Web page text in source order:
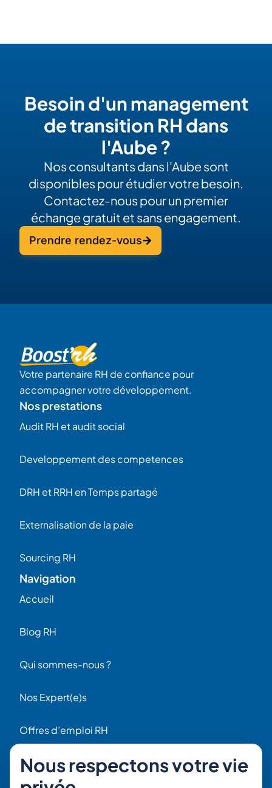
Besoin d'un management
de transition RH dans
l'Aube ?
Nos consultants dans l'Aube sont
disponibles pour étudier votre besoin.
Contactez-nous pour un premier
échange gratuit et sans engagement.
Prendre rendez-vous
Votre partenaire RH de confiance pour
accompagner votre développement.
Nos prestations
Audit RH et audit social
Developpement des competences
DRH et RRH en Temps partagé
Externalisation de la paie
Sourcing RH
Navigation
Accueil
Blog RH
Qui sommes-nous ?
Nos Expert(e)s
Offres d’emploi RH
56 Rue Raspail
F92300 Levallois
Nous respectons votre vie